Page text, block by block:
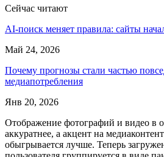
Сейчас читают
AI-поиск меняет правила: сайты
Май 24, 2026
Почему прогнозы стали частью
медиапотребления
Янв 20, 2026
Отображение фотографий и видео в
аккуратнее, а акцент на
обыгрывается лучше. Теперь